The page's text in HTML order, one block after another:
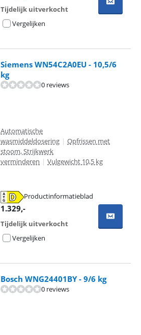
Tijdelijk uitverkocht
Vergelijken
Siemens WN54C2A0EU - 10,5/6
kg
0 reviews
Automatische
wasmiddeldosering | Opfrissen met
stoom, Strijkwerk
verminderen | Vulgewicht 10,5 kg
Productinformatieblad
1.329,-
Tijdelijk uitverkocht
Vergelijken
Bosch WNG24401BY - 9/6 kg
0 reviews